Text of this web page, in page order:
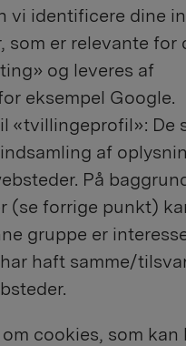
vi identificere dine
som er relevante for
og leveres af
eksempel Google.
«tvillingeprofil»: De
af
På
(se forrige punkt)
gruppe er
haft samme/
cookies, som